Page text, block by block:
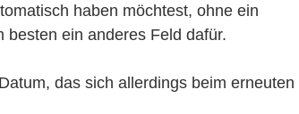
haben möchtest, ohne ein
besten ein anderes Feld dafür.
das sich allerdings beim erneuten